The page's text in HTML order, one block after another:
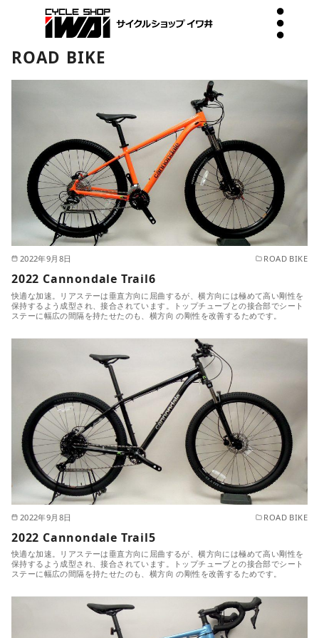
ROAD BIKE
2022年9月8日 ROAD BIKE
2022 Cannondale Trail6
快適な加速。リアステーは垂直方向に屈曲するが、横方向には極めて高い剛性を
保持するよう成型され、接合されています。トップチューブとの接合部でシート
ステーに幅広の間隔を持たせたのも、横方向 の剛性を改善するためです。
2022年9月8日 ROAD BIKE
2022 Cannondale Trail5
快適な加速。リアステーは垂直方向に屈曲するが、横方向には極めて高い剛性を
保持するよう成型され、接合されています。トップチューブとの接合部でシート
ステーに幅広の間隔を持たせたのも、横方向 の剛性を改善するためです。